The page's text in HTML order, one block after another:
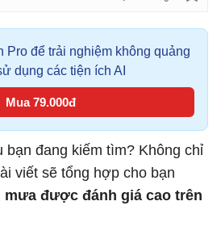
Pro để trải nghiệm không quảng
dụng các tiện ích AI
Mua 79.000đ
bạn đang kiếm tìm? Không chỉ
viết sẽ tổng hợp cho bạn
được đánh giá cao trên